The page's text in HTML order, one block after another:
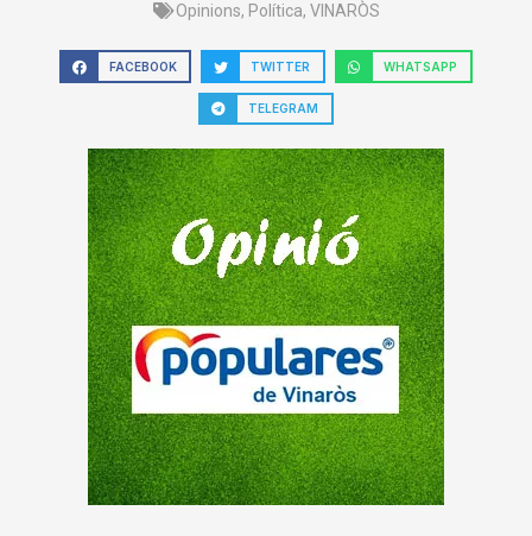
Opinions, Política, VINARÒS
FACEBOOK TWITTER WHATSAPP
TELEGRAM